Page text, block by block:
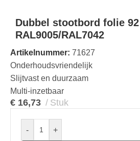
Dubbel stootbord folie
RAL9005/RAL7042
Artikelnummer: 71627
Onderhoudsvriendelijk
Slijtvast en duurzaam
Multi-inzetbaar
€ 16,73 Stuk
- +